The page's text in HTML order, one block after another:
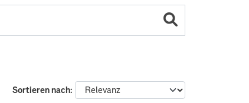
Sortieren nach